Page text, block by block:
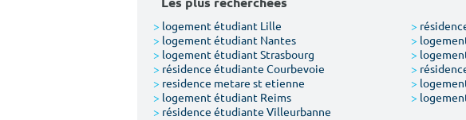
> logement étudiant Lille >
> logement étudiant Nantes >
> logement étudiant Strasbourg >
> résidence étudiante Courbevoie >
> residence metare st etienne >
> logement étudiant Reims >
> résidence étudiante Villeurbanne